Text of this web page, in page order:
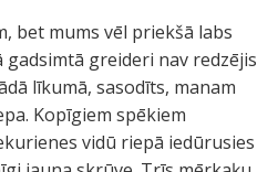
bet mums vēl priekšā labs
gadsimtā greideri nav redzējis
līkumā, sasodīts, manam
Kopīgiem spēkiem
vidū riepā iedūrusies